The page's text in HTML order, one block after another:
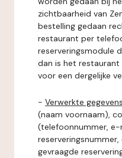
zichtbaarheid van
bestelling gedaan
restaurant per
reserveringsmodule
dan is het
voor een dergelijke
- Verwerkte
(naam voornaam),
(telefoonnummer, e-
gevraagde